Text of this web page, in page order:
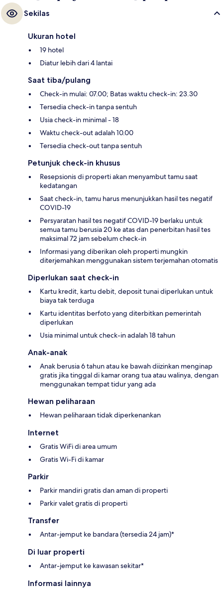
Sekilas
Ukuran hotel
19 hotel
Diatur lebih dari 4 lantai
Saat tiba/pulang
Check-in mulai: 07.00; Batas waktu check-in: 23.30
Tersedia check-in tanpa sentuh
Usia check-in minimal - 18
Waktu check-out adalah 10.00
Tersedia check-out tanpa sentuh
Petunjuk check-in khusus
Resepsionis di properti akan menyambut tamu saat
kedatangan
Saat check-in, tamu harus menunjukkan hasil tes negatif
COVID-19
Persyaratan hasil tes negatif COVID-19 berlaku untuk
semua tamu berusia 20 ke atas dan penerbitan hasil tes
maksimal 72 jam sebelum check-in
Informasi yang diberikan oleh properti mungkin
diterjemahkan menggunakan sistem terjemahan otomatis
Diperlukan saat check-in
Kartu kredit, kartu debit, deposit tunai diperlukan untuk
biaya tak terduga
Kartu identitas berfoto yang diterbitkan pemerintah
diperlukan
Usia minimal untuk check-in adalah 18 tahun
Anak-anak
Anak berusia 6 tahun atau ke bawah diizinkan menginap
gratis jika tinggal di kamar orang tua atau walinya, dengan
menggunakan tempat tidur yang ada
Hewan peliharaan
Hewan peliharaan tidak diperkenankan
Internet
Gratis WiFi di area umum
Gratis Wi-Fi di kamar
Parkir
Parkir mandiri gratis dan aman di properti
Parkir valet gratis di properti
Transfer
Antar-jemput ke bandara (tersedia 24 jam)*
Di luar properti
Antar-jemput ke kawasan sekitar*
Informasi lainnya